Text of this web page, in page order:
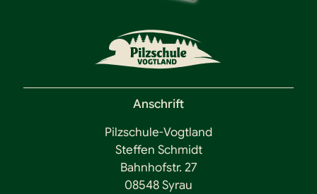
Anschrift
Pilzschule-Vogtland
Steffen Schmidt
Bahnhofstr. 27
08548 Syrau